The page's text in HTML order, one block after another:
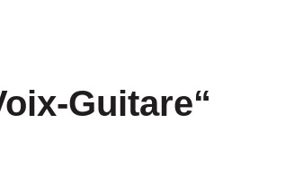
Guitare“